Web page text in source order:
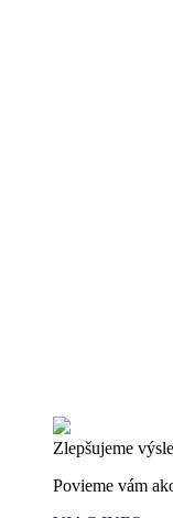
Zlepšujeme
Povieme vám